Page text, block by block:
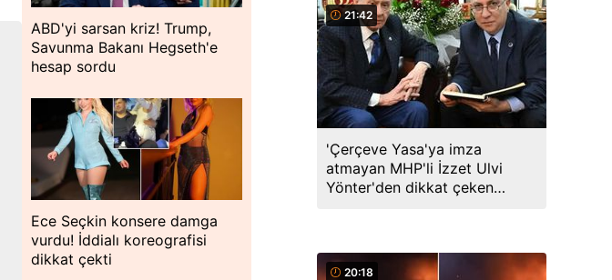
ABD'yi sarsan kriz! Trump,
Savunma Bakanı Hegseth'e
hesap sordu
Ece Seçkin konsere damga
vurdu! İddialı koreografisi
dikkat çekti
21:42
'Çerçeve Yasa'ya imza
atmayan MHP'li İzzet Ulvi
Yönter'den dikkat çeken
20:18